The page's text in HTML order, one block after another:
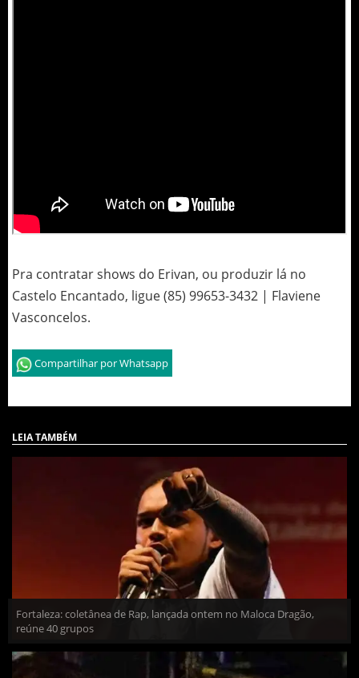
Pra contratar shows do Erivan, ou produzir lá no
Castelo Encantado, ligue (85) 99653-3432 | Flaviene
Vasconcelos.
Compartilhar por Whatsapp
LEIA TAMBÉM
Fortaleza: coletânea de Rap, lançada ontem no Maloca Dragão,
reúne 40 grupos